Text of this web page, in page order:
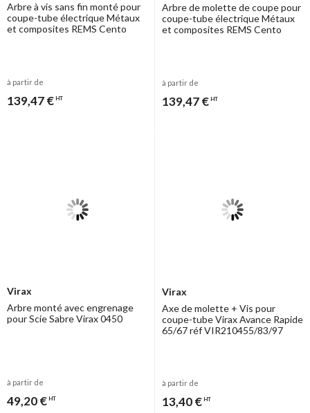
Arbre à vis sans fin monté pour
coupe-tube électrique Métaux
et composites REMS Cento
à partir de
139,47 € HT
Arbre de molette de coupe pour
coupe-tube électrique Métaux
et composites REMS Cento
à partir de
139,47 € HT
Virax
Arbre monté avec engrenage
pour Scie Sabre Virax 0450
à partir de
49,20 € HT
Virax
Axe de molette + Vis pour
coupe-tube Virax Avance Rapide
65/67 réf VIR210455/83/97
à partir de
13,40 € HT